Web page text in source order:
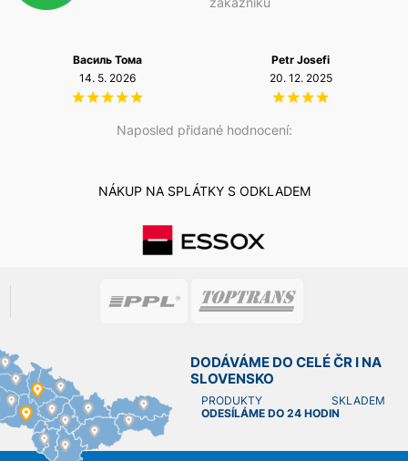
Naposled přidané hodnocení:
Василь Тома
14. 5. 2026
Petr Josefi
20. 12. 2025
NÁKUP NA SPLÁTKY S ODKLADEM
DODÁVÁME DO CELÉ ČR I NA
SLOVENSKO
PRODUKTY SKLADEM
ODESÍLÁME DO 24 HODIN